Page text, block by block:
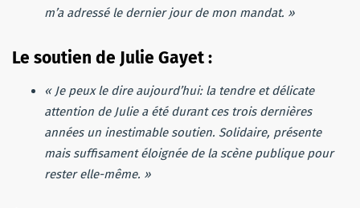
m’a adressé le dernier jour de mon mandat. »
Le soutien de Julie Gayet :
« Je peux le dire aujourd’hui: la tendre et délicate
attention de Julie a été durant ces trois dernières
années un inestimable soutien. Solidaire, présente
mais suffisament éloignée de la scène publique pour
rester elle-même. »